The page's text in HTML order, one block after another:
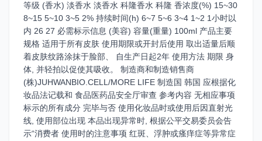
等级 (香水) 淡香水 淡香水 科隆香水 科隆 香浓度(%) 15~30
8~15 5~10 3~5 2% 持续时间(h) 6~7 5~6 3~4 1~2 1小时以
内 26 27 必需标示信息 (美容) 容量(重量) 100ml 产品主要
规格 适用于所有皮肤 使用期限或开封后使用 取出适量后顺
着皮肤纹路涂抹于脸部、 自生产日起2年 使用方法 期限 身
体, 并轻拍以促使其吸收。 制造商和制造销售商
(株)JUHWANBIO.CELL/MORE LIFE 制造国 韩国 应根据化
妆品法记载和 食品医药品安全厅审查 参考内容 无相应事项
标示的所有成分 完毕与否 使用化妆品时或使用后因直射光
线, 使用部位出现 本品出现异常时, 根据公平交易委员会告
示“消费者 使用时的注意事项 红斑、浮肿或瘙痒症等异常症